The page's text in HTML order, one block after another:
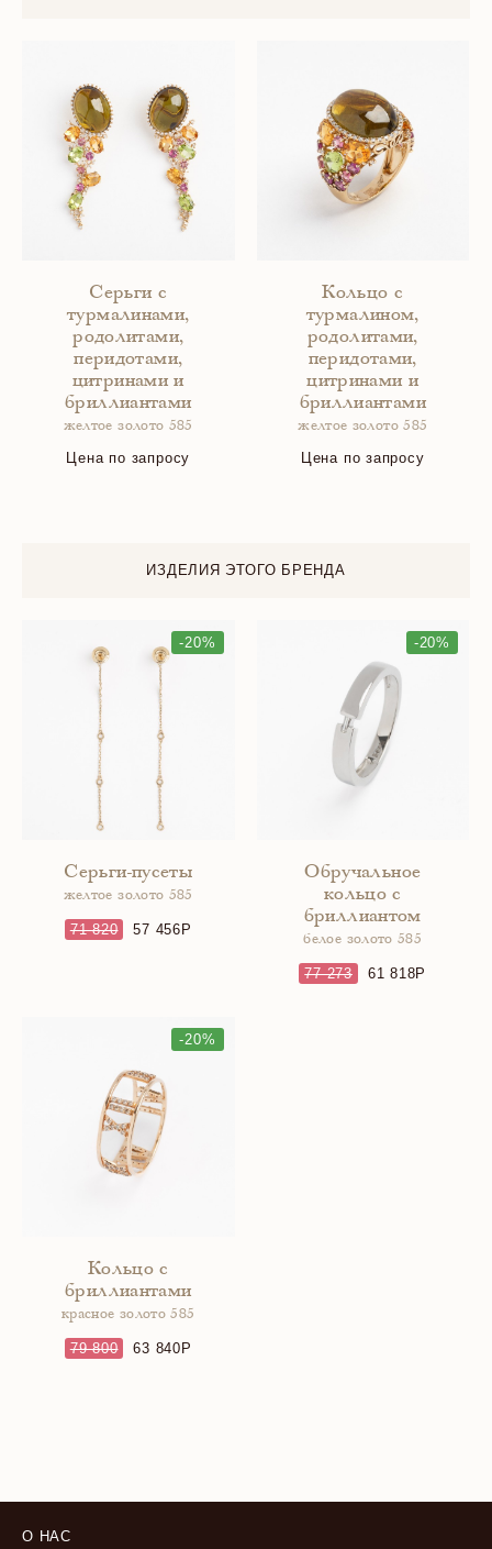
Серьги с
турмалинами,
родолитами,
перидотами,
цитринами и
бриллиантами
желтое золото 585
Цена по запросу
Кольцо с
турмалином,
родолитами,
перидотами,
цитринами и
бриллиантами
желтое золото 585
Цена по запросу
ИЗДЕЛИЯ ЭТОГО БРЕНДА
-20%
Серьги-пусеты
желтое золото 585
71 820 57 456
-20%
Обручальное
кольцо с
бриллиантом
белое золото 585
77 273 61 818
-20%
Кольцо с
бриллиантами
красное золото 585
79 800 63 840
О НАС